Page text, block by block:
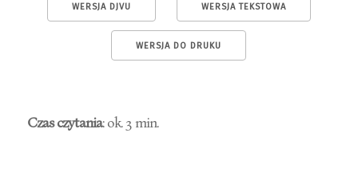
WERSJA DJVU WERSJA TEKSTOWA
WERSJA DO DRUKU
Czas czytania: ok. 3 min.